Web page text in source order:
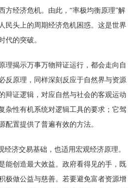
方经济危机。由此， “率极均衡原理”解
民头上的周期经济危机困惑。这是世界
代的突破。
理揭示万事万物辩证运行，都会走向自
反原理，同样深刻反应于自然界与资源
辩证逻辑，对应自然与社会的客观运动
杂性有机系统对逻辑工具的要求；它驾
配置提供了普遍有效的方法。
经济交易基础，也适用宏观经济原理。
能创造最大效益。政府看得见的手，既
极做公益与慈善。若要避免富者资源增